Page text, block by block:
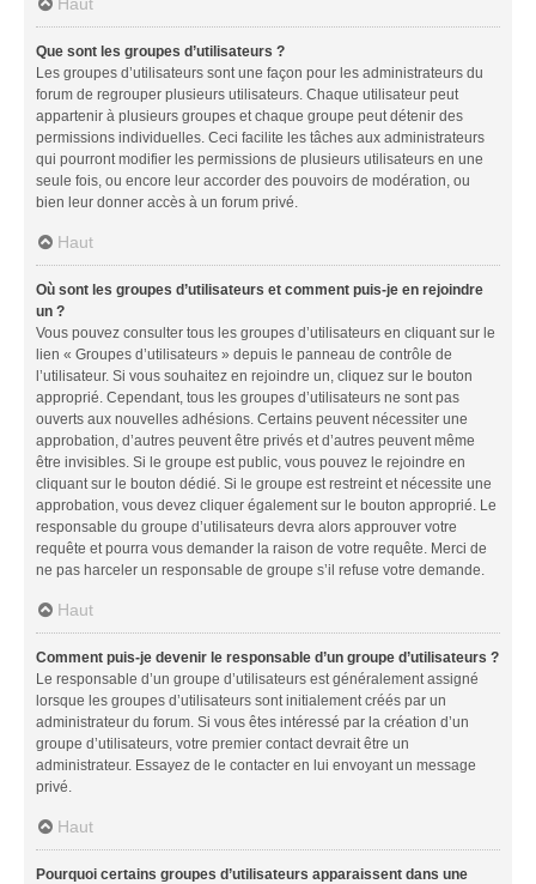
Que sont les groupes d’utilisateurs ?
Les groupes d’utilisateurs sont une façon pour les administrateurs du
forum de regrouper plusieurs utilisateurs. Chaque utilisateur peut
appartenir à plusieurs groupes et chaque groupe peut détenir des
permissions individuelles. Ceci facilite les tâches aux administrateurs
qui pourront modifier les permissions de plusieurs utilisateurs en une
seule fois, ou encore leur accorder des pouvoirs de modération, ou
bien leur donner accès à un forum privé.
Haut
Où sont les groupes d’utilisateurs et comment puis-je en rejoindre
un ?
Vous pouvez consulter tous les groupes d’utilisateurs en cliquant sur le
lien « Groupes d’utilisateurs » depuis le panneau de contrôle de
l’utilisateur. Si vous souhaitez en rejoindre un, cliquez sur le bouton
approprié. Cependant, tous les groupes d’utilisateurs ne sont pas
ouverts aux nouvelles adhésions. Certains peuvent nécessiter une
approbation, d’autres peuvent être privés et d’autres peuvent même
être invisibles. Si le groupe est public, vous pouvez le rejoindre en
cliquant sur le bouton dédié. Si le groupe est restreint et nécessite une
approbation, vous devez cliquer également sur le bouton approprié. Le
responsable du groupe d’utilisateurs devra alors approuver votre
requête et pourra vous demander la raison de votre requête. Merci de
ne pas harceler un responsable de groupe s’il refuse votre demande.
Haut
Comment puis-je devenir le responsable d’un groupe d’utilisateurs ?
Le responsable d’un groupe d’utilisateurs est généralement assigné
lorsque les groupes d’utilisateurs sont initialement créés par un
administrateur du forum. Si vous êtes intéressé par la création d’un
groupe d’utilisateurs, votre premier contact devrait être un
administrateur. Essayez de le contacter en lui envoyant un message
privé.
Haut
Pourquoi certains groupes d’utilisateurs apparaissent dans une